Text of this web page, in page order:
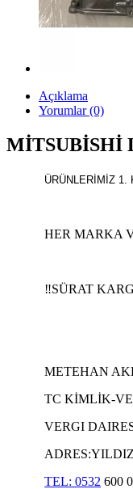
Açıklama
Yorumlar (0)
MİTSUBİSHİ
ÜRÜNLERİMİZ 1.
HER MARKA
‼️SÜRAT
METEHAN
TC KİMLİK-
VERGI
TEL: 0532 600